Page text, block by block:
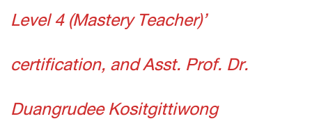
Level 4 (Mastery Teacher)’
certification, and Asst. Prof. Dr.
Duangrudee Kositgittiwong